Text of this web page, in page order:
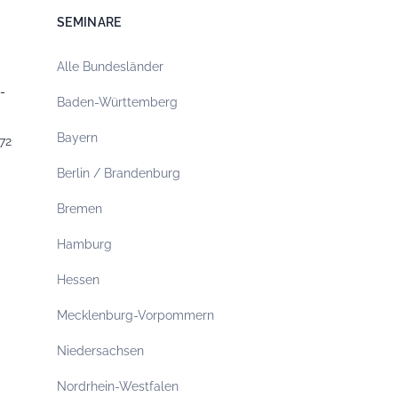
SEMINARE
Alle Bundesländer
Baden-Württemberg
Bayern
Berlin / Brandenburg
Bremen
Hamburg
Hessen
Mecklenburg-Vorpommern
Niedersachsen
Nordrhein-Westfalen